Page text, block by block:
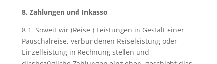
8. Zahlungen und Inkasso
8.1. Soweit wir (Reise-) Leistungen in Gestalt einer
Pauschalreise, verbundenen Reiseleistung oder
Einzelleistung in Rechnung stellen und